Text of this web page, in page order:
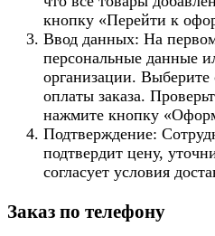
кнопку «Перейти к
Ввод данных: На
персональные данные
организации. Выберите
оплаты заказа.
нажмите кнопку
Подтверждение:
подтвердит цену,
согласует условия
Заказ по телефону